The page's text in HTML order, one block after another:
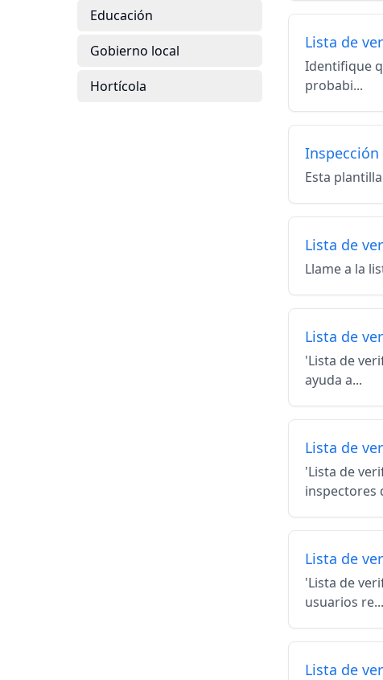
Educación
Gobierno local
Hortícola
Lista de
Identifique
probabi...
Esta
Lista de
Llame a la
Lista de
'Lista de
ayuda a...
Lista de
'Lista de
inspectores
Lista de
'Lista de
usuarios re...
Lista de